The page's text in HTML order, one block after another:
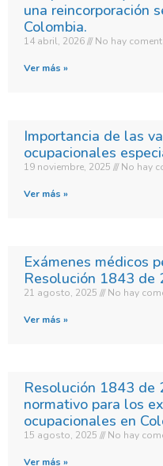
una reincorporación
Colombia.​
14 abril, 2026 No hay
Ver más »
Importancia de las
ocupacionales
19 noviembre, 2025 No hay
Ver más »
Exámenes médicos
Resolución 1843 de
21 agosto, 2025 No hay
Ver más »
Resolución 1843 de
normativo para los
ocupacionales en
15 agosto, 2025 No hay
Ver más »